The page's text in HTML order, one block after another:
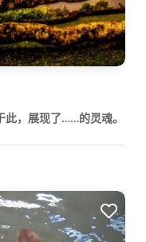
此，展现了……的灵魂。